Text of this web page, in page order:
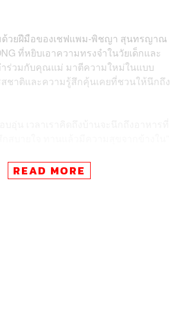
ด้วยฝีมือของเชฟแพม-พิชญา สุนทรญาณ
ที่หยิบเอาความทรงจำในวัยเด็กและ
ำร่วมกับคุณแม่ มาตีความใหม่ในแบบ
ชาติและความรู้สึกคุ้นเคยที่ชวนให้นึกถึง
รร่วมโปรเจกต์ครั้งนี้ว่า “รู้สึกดีใจที่ได้
งโปรเจกต์นี้ค่ะ เราอยากใช้ความ
READ MORE